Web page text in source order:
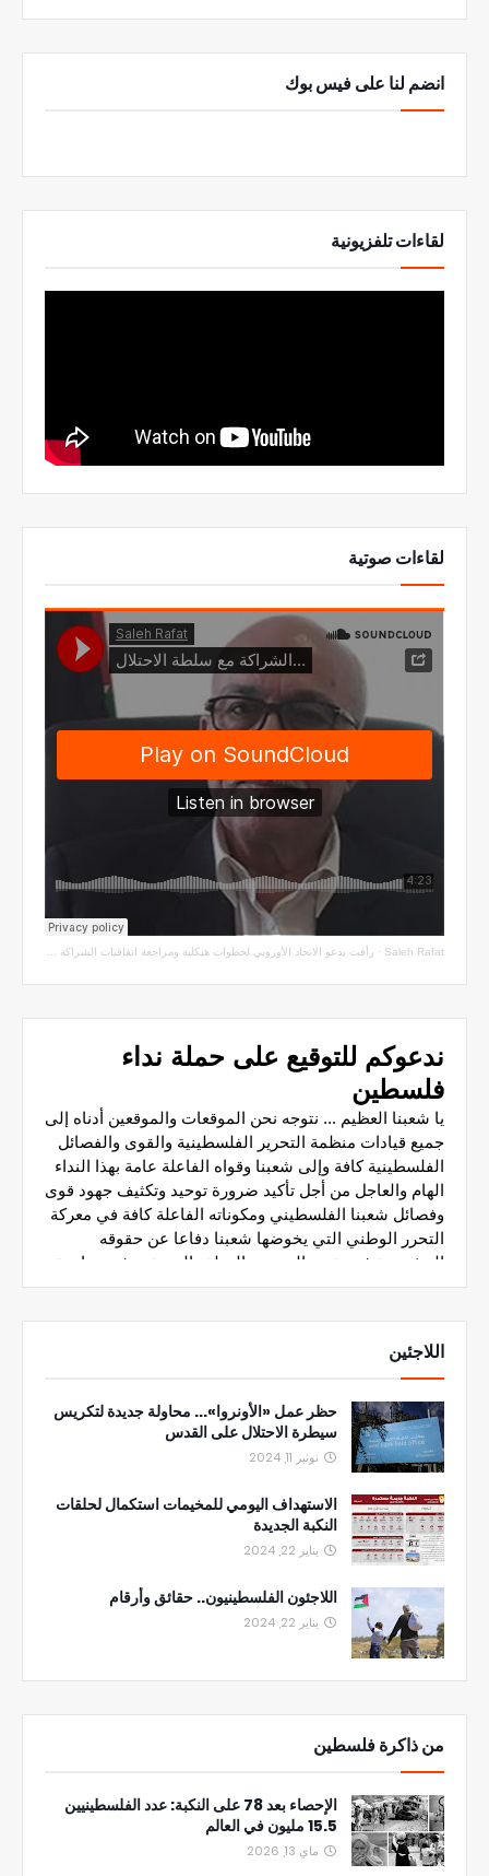
انضم لنا على فيس بوك
لقاءات تلفزيونية
لقاءات صوتية
Saleh Rafat
· رأفت يدعو الاتحاد الأوروبي لخطوات هيكلية ومراجعة اتفاقيات الشراكة مع سلطة الاحتلال
اللاجئين
حظر عمل «الأونروا»... محاولة جديدة لتكريس
سيطرة الاحتلال على القدس
نونبر 11, 2024
الاستهداف اليومي للمخيمات استكمال لحلقات
النكبة الجديدة
يناير 22, 2024
اللاجئون الفلسطينيون.. حقائق وأرقام
يناير 22, 2024
من ذاكرة فلسطين
الإحصاء بعد 78 على النكبة: عدد الفلسطينيين
15.5 مليون في العالم
ماي 13, 2026